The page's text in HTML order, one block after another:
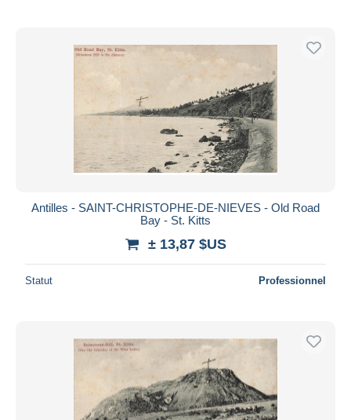
Antilles - SAINT-CHRISTOPHE-DE-NIEVES - Old Road
Bay - St. Kitts
± 13,87 $US
Statut Professionnel